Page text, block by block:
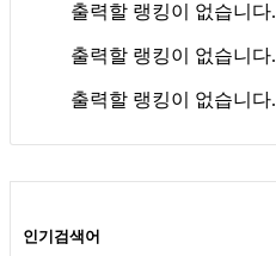
출력할 랭킹이 없습니다.
출력할 랭킹이 없습니다.
출력할 랭킹이 없습니다.
인기검색어